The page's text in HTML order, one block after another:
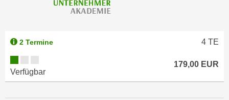
2 Termine 4 TE
Verfügbar
179,00 EUR